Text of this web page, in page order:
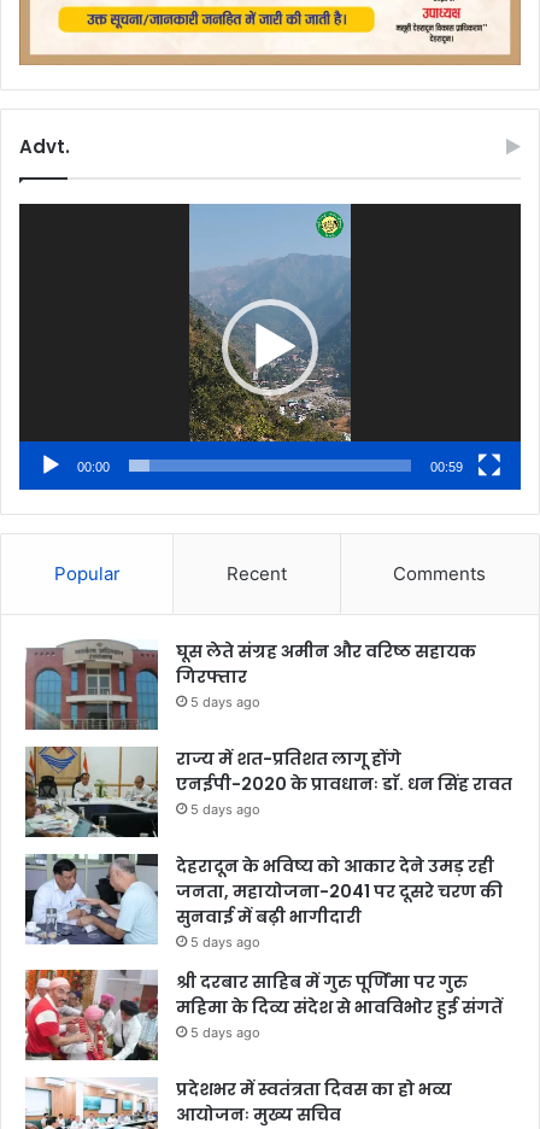
Advt.
00:00 00:59
Popular Recent Comments
घूस लेते संग्रह अमीन और वरिष्ठ सहायक
गिरफ्तार
5 days ago
राज्य में शत-प्रतिशत लागू होंगे
एनईपी-2020 के प्रावधानः डाॅ. धन सिंह रावत
5 days ago
देहरादून के भविष्य को आकार देने उमड़ रही
जनता, महायोजना-2041 पर दूसरे चरण की
सुनवाई में बढ़ी भागीदारी
5 days ago
श्री दरबार साहिब में गुरु पूर्णिमा पर गुरु
महिमा के दिव्य संदेश से भावविभोर हुई संगतें
5 days ago
प्रदेशभर में स्वतंत्रता दिवस का हो भव्य
आयोजनः मुख्य सचिव